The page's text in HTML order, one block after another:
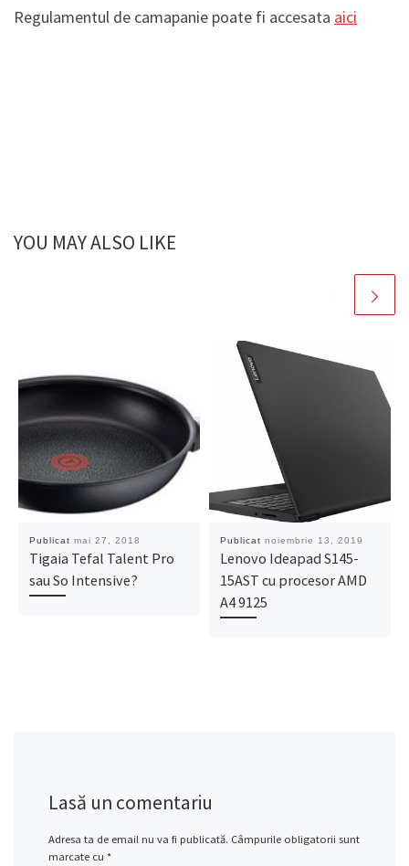
Regulamentul de camapanie poate fi accesata aici
YOU MAY ALSO LIKE
Publicat mai 27, 2018
Tigaia Tefal Talent Pro
sau So Intensive?
Publicat noiembrie 13, 2019
Lenovo Ideapad S145-
15AST cu procesor AMD
A4 9125
Lasă un comentariu
Adresa ta de email nu va fi publicată. Câmpurile obligatorii sunt
marcate cu *